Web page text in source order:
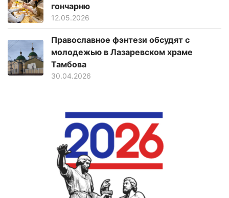
гончарню
12.05.2026
Православное фэнтези обсудят с
молодежью в Лазаревском храме
Тамбова
30.04.2026